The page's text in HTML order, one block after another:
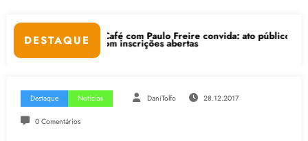
DESTAQUE
inscrições abertas
Café com Paulo Freire convida: ato público e pedagógica na sexta-
Destaque Notícias DaniTolfo 28.12.2017
0 Comentários